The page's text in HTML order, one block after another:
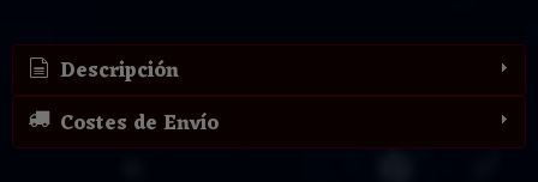
Descripción
Costes de Envío